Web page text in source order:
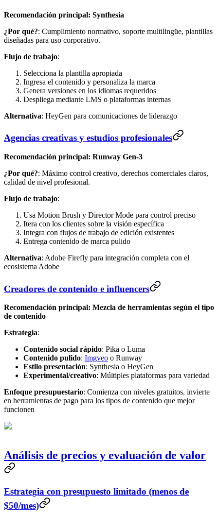
Recomendación principal: Synthesia
¿Por qué?: Cumplimiento normativo, soporte multilingüe, plantillas
diseñadas para uso corporativo.
Flujo de trabajo:
Selecciona la plantilla apropiada
Ingresa el contenido y personaliza la marca
Genera versiones en los idiomas requeridos
Despliega mediante LMS o plataformas internas
Alternativa: HeyGen para comunicaciones de liderazgo
Agencias creativas y estudios profesionales
Recomendación principal: Runway Gen-3
¿Por qué?: Máximo control creativo, derechos comerciales claros,
calidad de nivel profesional.
Flujo de trabajo:
Usa Motion Brush y Director Mode para control preciso
Itera con los clientes sobre la visión específica
Integra con flujos de trabajo de edición existentes
Entrega contenido de marca pulido
Alternativa: Adobe Firefly para integración completa con el
ecosistema Adobe
Creadores de contenido e influencers
Recomendación principal: Mezcla de herramientas según el tipo
de contenido
Estrategia:
Contenido social rápido: Pika o Luma
Contenido pulido: Imgveo o Runway
Estilo presentación: Synthesia o HeyGen
Experimental/creativo: Múltiples plataformas para variedad
Enfoque presupuestario: Comienza con niveles gratuitos, invierte
en herramientas de pago para los tipos de contenido que mejor
funcionen
Análisis de precios y evaluación de valor
Estrategia con presupuesto limitado (menos de
$50/mes)